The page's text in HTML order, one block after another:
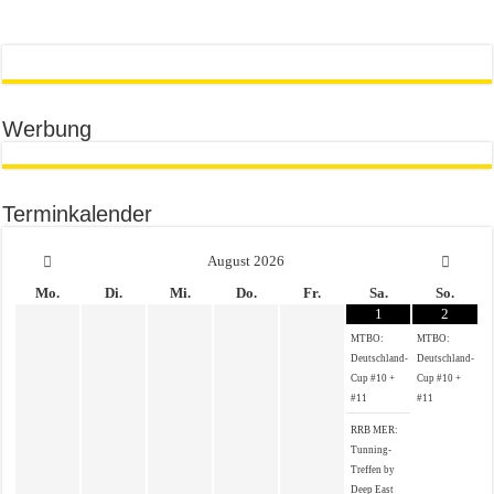
Werbung
Terminkalender
August 2026
Mo.
Di. Mi. Do. Fr. Sa.
So.
1
MTBO:
Deutschland-
Cup #10 +
#11
RRB MER:
Tunning-
Treffen by
Deep East
2
MTBO:
Deutschland-
Cup #10 +
#11